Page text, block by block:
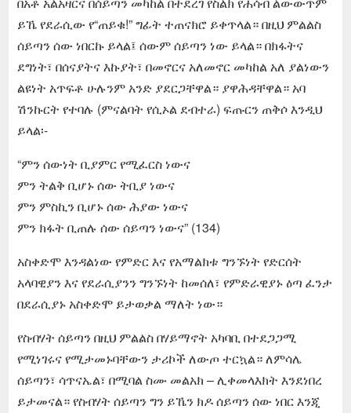
ይኼ የደራሲው የ“ጠይቁ!” ግፊት ተጠናክሮ ይቀጥላል። በዚህ ምልልስ
ሰይጣን ሰው ነበርኩ ይላል፤ ሰውም ሰይጣን ነው ይላል። በክፋትና
ደግነት፣ በሰናያትና እኩያት፣ በመኖርና አለመኖር መካከል አለ ያልነውን
ልዩነት አጥፍቶ ሁሉንም አንድ ያደርጋቸዋል። ያዋሕዳቸዋል። አባ
ሽንኩርት የተባሉ (ምናልባት የሲኦል ደብተራ) ፍጡርን ጠቅሶ እንዲህ
ይላል፡-
“ምን ሰውነት ቢያምር የሚፈርስ ነውና
ምን ትልቅ ቢሆኑ ሰው ትቢያ ነውና
ምን ምስኪን ቢሆኑ ሰው ሕያው ነውና
ምን ክፋት ቢጠሉ ሰው ሰይጣን ነውና” (134)
አስቀድሞ እንዳልነው የምድር እና የአማልክቱ ግንኙነት የድርሰት
አላባዊያን እና የደራሲያንን ግንኙነት ከመሰለ፣ የምድራዊያኑ ዕጣ ፈንታ
በደራሲያኑ አስቀድሞ ይታወቃል ማለት ነው።
የስብሃት ሰይጣን በዚህ ምልልስ በሃይማኖት አካባቢ በተደጋጋሚ
የሚነገሩና የሚታመኑባቸውን ታሪኮች ለውጦ ተርኳል። ለምሳሌ
ሰይጣን፣ ሳጥናኤል፣ በሚባል ስሙ መልአክ – ሊቀመላእክት እንደነበረ
ይታመናል። የስብሃት ሰይጣን ግን ይኼን ክዶ ሰይጣን ሰው ነበር እንጂ